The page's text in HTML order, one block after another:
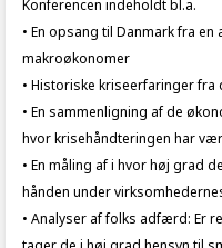
Konferencen indeholdt bl.a.
• En opsang til Danmark fra
makroøkonomer
• Historiske kriseerfaringer fra
• En sammenligning af de
hvor krisehåndteringen har
• En måling af i hvor høj grad
hånden under
• Analyser af folks adfærd: Er